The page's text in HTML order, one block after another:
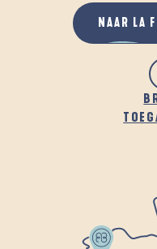
NAAR LA